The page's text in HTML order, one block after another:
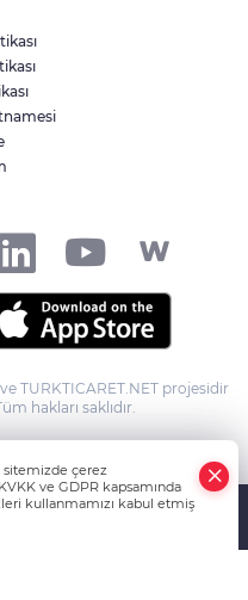
ve TURKTICARET.NET projesidir
hakları saklıdır.
sitemizde çerez
ve GDPR kapsamında
kullanmamızı kabul etmiş